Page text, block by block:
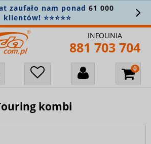
nam ponad61 000
⭐⭐⭐⭐⭐
INFOLINIA
881 703 704
kombi